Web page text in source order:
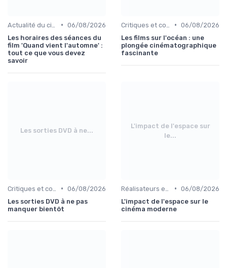
• 06/08/2026
Les horaires des séances du
film 'Quand vient l'automne' :
tout ce que vous devez
savoir
• 06/08/2026
Les films sur l'océan : une
plongée cinématographique
fascinante
Les sorties DVD à ne...
• 06/08/2026
Les sorties DVD à ne pas
manquer bientôt
L'impact de l'espace sur
le...
• 06/08/2026
L'impact de l'espace sur le
cinéma moderne